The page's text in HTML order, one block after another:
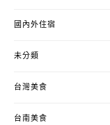
國內外住宿
未分類
台灣美食
台南美食